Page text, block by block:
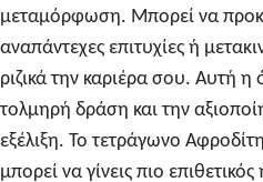
μεταμόρφωση. Μπορεί να
αναπάντεχες επιτυχίες ή
ριζικά την καριέρα σου. Αυτή
τολμηρή δράση και την
εξέλιξη. Το τετράγωνο
μπορεί να γίνεις πιο